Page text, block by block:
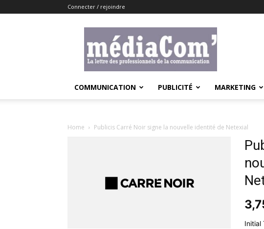
Connecter / rejoindre
COMMUNICATION PUBLICITÉ MARKETING
Home Publicis Carré Noir signe la nouvelle identité de Netexial
Initial